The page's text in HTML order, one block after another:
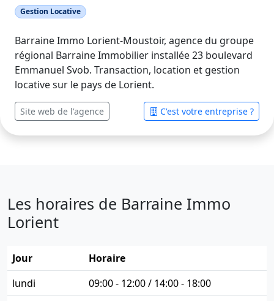
Gestion Locative
Barraine Immo Lorient-Moustoir, agence du groupe
régional Barraine Immobilier installée 23 boulevard
Emmanuel Svob. Transaction, location et gestion
locative sur le pays de Lorient.
Site web de l'agence C'est votre entreprise ?
Les horaires de Barraine Immo
Lorient
Jour
Horaire
lundi
09:00 - 12:00 / 14:00 - 18:00